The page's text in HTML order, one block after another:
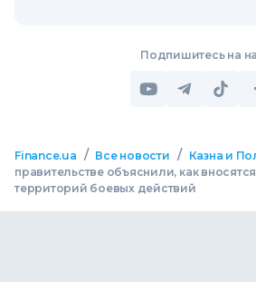
Подпишитесь на
Finance.ua / Все новости / Казна и
правительстве объяснили, как
территорий боевых действий